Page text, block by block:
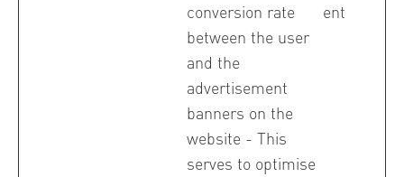
conversion rate
between the user
and the
advertisement
banners on the
website - This
serves to optimise
ent